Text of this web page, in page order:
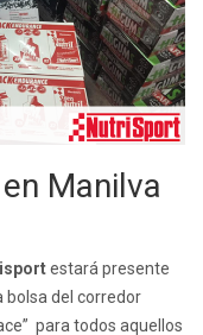
Manilva
estará presente
bolsa del corredor
para todos aquellos